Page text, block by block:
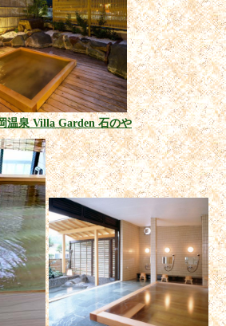
温泉 Villa Garden 石のや